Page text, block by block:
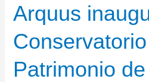
otros
9
PC-
Arquus
Patrimonio